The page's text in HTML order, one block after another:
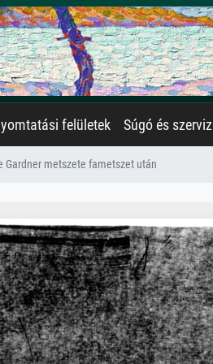
felületek Súgó és szerviz
Gardner metszete fametszet után